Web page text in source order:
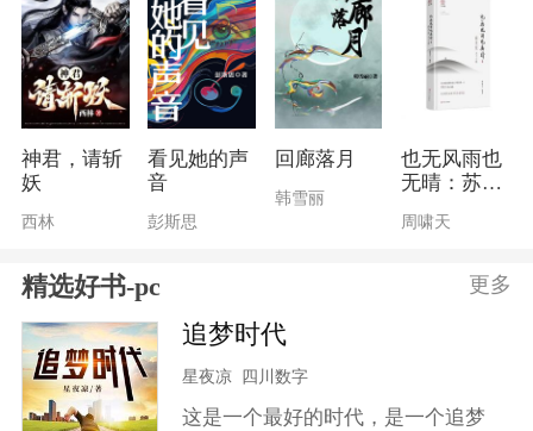
神君，请斩
妖
西林
看见她的声
音
彭斯思
回廊落月
韩雪丽
也无风雨也
无晴：苏东
周啸天
精选好书-pc 更多
追梦时代
星夜凉 四川数字
这是一个最好的时代，是一个追梦